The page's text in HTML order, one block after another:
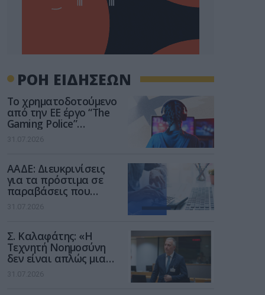
ΡΟΗ ΕΙΔΗΣΕΩΝ
Το χρηματοδοτούμενο
από την ΕΕ έργο “The
Gaming Police”
ενισχύει την ασφάλεια
των παιδιών στο
31.07.2026
ΑΑΔΕ: Διευκρινίσεις
για τα πρόστιμα σε
παραβάσεις που
αφορούν τους ΦΗΜ
31.07.2026
Σ. Καλαφάτης: «Η
Τεχνητή Νοημοσύνη
δεν είναι απλώς μια
νέα τεχνολογία, είναι
μια νέα βιομηχανική
31.07.2026